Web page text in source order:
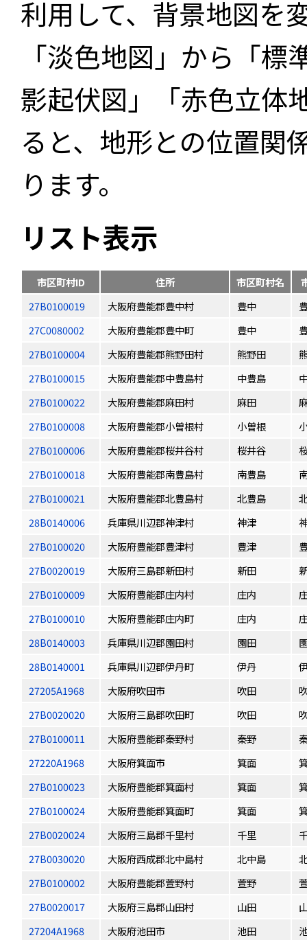
利用して、背景地図を
「淡色地図」から「
影起伏図」「赤色立体
ると、地形との位置関
ります。
リスト表示
市区町村ID 住所 市区町村名
27B0100019
大阪府豊能郡豊中村 豊中
27C0080002
大阪府豊能郡豊中町 豊中
27B0100004
大阪府豊能郡熊野田村 熊野田
27B0100015
大阪府豊能郡中豊島村 中豊島
27B0100022
大阪府豊能郡麻田村 麻田
27B0100008
大阪府豊能郡小曽根村 小曽根
27B0100006
大阪府豊能郡桜井谷村 桜井谷
27B0100018
大阪府豊能郡南豊島村 南豊島
27B0100021
大阪府豊能郡北豊島村 北豊島
28B0140006
兵庫県川辺郡神津村 神津
27B0100020
大阪府豊能郡豊津村 豊津
27B0020019
大阪府三島郡新田村 新田
27B0100009
大阪府豊能郡庄内村 庄内
27B0100010
大阪府豊能郡庄内町 庄内
28B0140003
兵庫県川辺郡園田村 園田
28B0140001
兵庫県川辺郡伊丹町 伊丹
27205A1968
大阪府吹田市 吹田
27B0020020
大阪府三島郡吹田町 吹田
27B0100011
大阪府豊能郡秦野村 秦野
27220A1968
大阪府箕面市 箕面
27B0100023
大阪府豊能郡箕面村 箕面
27B0100024
大阪府豊能郡箕面町 箕面
27B0020024
大阪府三島郡千里村 千里
27B0030020
大阪府西成郡北中島村 北中島
27B0100002
大阪府豊能郡萱野村 萱野
27B0020017
大阪府三島郡山田村 山田
27204A1968
大阪府池田市 池田